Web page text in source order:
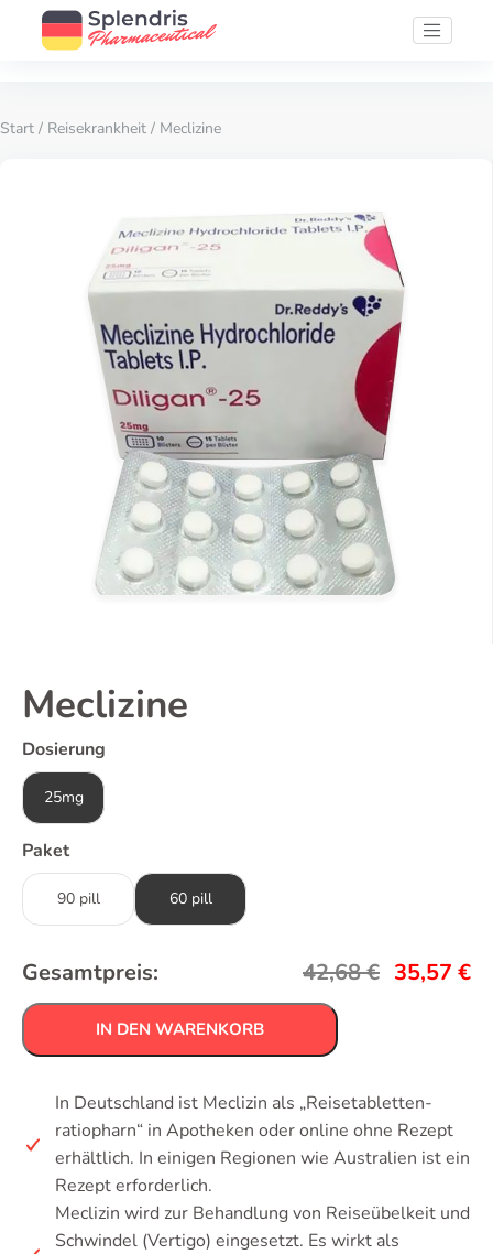
Start / Reisekrankheit / Meclizine
Meclizine
Dosierung
25mg
Paket
90 pill 60 pill
Gesamtpreis: 42,68€ 35,57 €
IN DEN WARENKORB
In Deutschland ist Meclizin als „Reisetabletten-
ratiopharn“ in Apotheken oder online ohne Rezept
erhältlich. In einigen Regionen wie Australien ist ein
Rezept erforderlich.
Meclizin wird zur Behandlung von Reiseübelkeit und
Schwindel (Vertigo) eingesetzt. Es wirkt als